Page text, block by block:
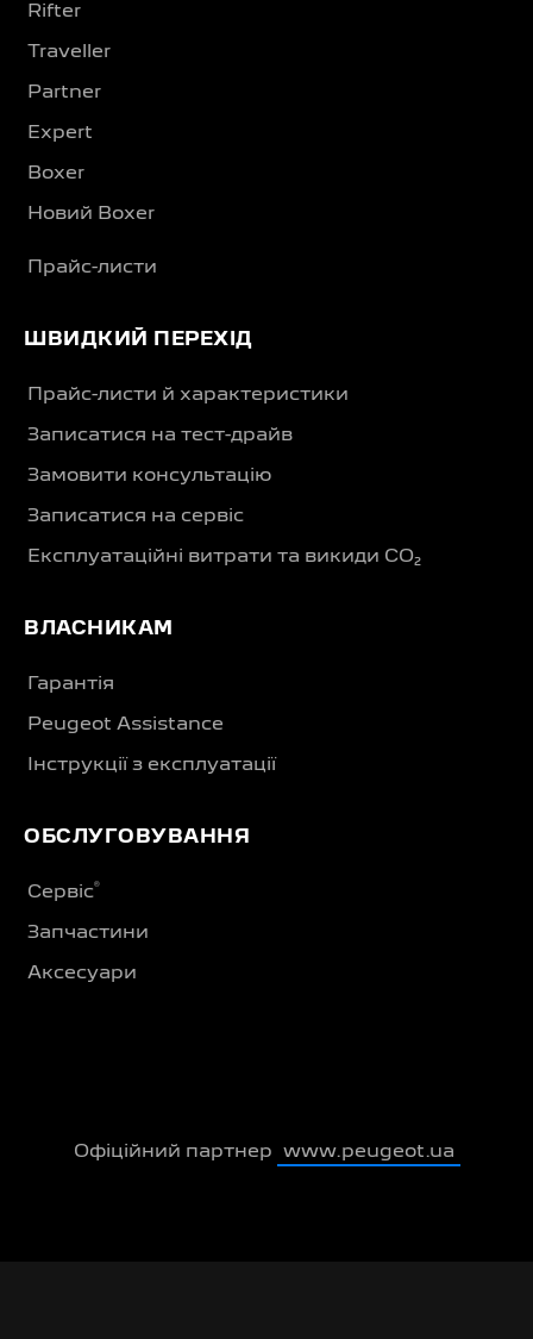
Rifter
Traveller
Partner
Expert
Boxer
Новий Boxer
Прайс-листи
ШВИДКИЙ ПЕРЕХІД
Прайс-листи й характеристики
Записатися на тест-драйв
Замовити консультацію
Записатися на сервіс
Експлуатаційні витрати та викиди CO₂
ВЛАСНИКАМ
Гарантія
Peugeot Assistance
Інструкції з експлуатації
ОБСЛУГОВУВАННЯ
Сервіс®
Запчастини
Аксесуари
Офіційний партнер www.peugeot.ua